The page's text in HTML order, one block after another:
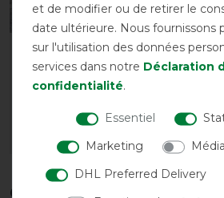
Waldhausen Couverture
anti-eczéma
avant 89,95 €
LISTE DE SOUHAITS
QHP
Ces produits pourraient
et de modifier ou de retirer le
date ultérieure. Nous fournissons
sur l'utilisation des données
services dans notre Déclaration
confidentialité.
Essentiel
Marketing
DHL Preferred Delivery